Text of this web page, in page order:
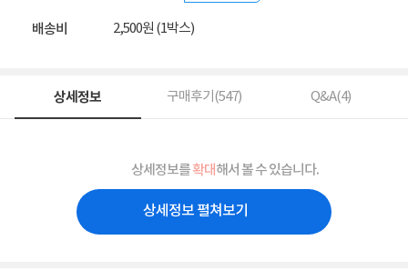
배송비 2,500원 (1박스)
상세정보 구매후기(547) Q&A(4)
상세정보를확대해서 볼 수 있습니다.
상세정보 펼쳐보기